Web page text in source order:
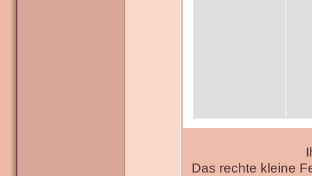
Das rechte kleine